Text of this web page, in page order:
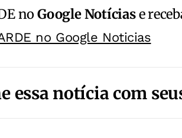
noGoogle Notíciase
no Google Noticias
essa notícia com